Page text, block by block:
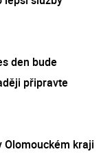
den bude
připravte
Olomouckém kraji